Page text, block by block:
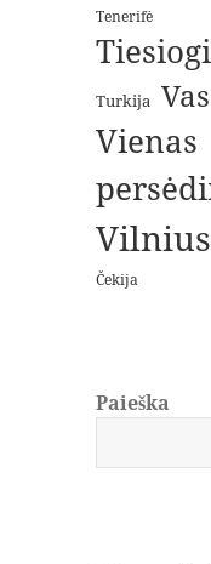
Tenerifė
Turkija
Vienas
Vilnius
Čekija
Paieška